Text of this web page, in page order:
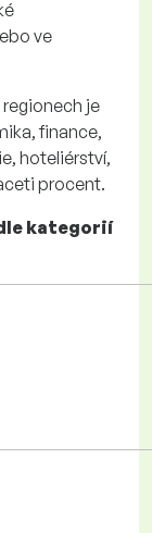
ve
je
finance,
hoteliérství,
procent.
kategorií